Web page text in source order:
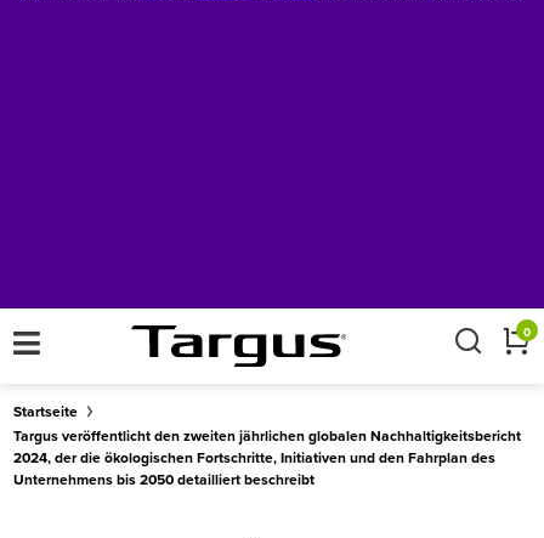
× 0
Startseite
Targus veröffentlicht den zweiten jährlichen globalen Nachhaltigkeitsbericht
2024, der die ökologischen Fortschritte, Initiativen und den Fahrplan des
Unternehmens bis 2050 detailliert beschreibt